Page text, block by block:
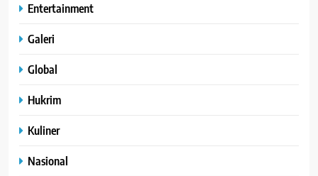
Entertainment
Galeri
Global
Hukrim
Kuliner
Nasional